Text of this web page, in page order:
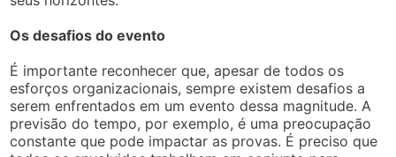
Os desafios do evento
É importante reconhecer que, apesar de todos os
esforços organizacionais, sempre existem desafios a
serem enfrentados em um evento dessa magnitude. A
previsão do tempo, por exemplo, é uma preocupação
constante que pode impactar as provas. É preciso que